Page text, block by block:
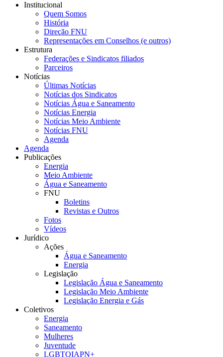
Institucional
Quem Somos
História
Direção FNU
Representações em Conselhos (e outros)
Estrutura
Federações e Sindicatos filiados
Parceiros
Notícias
Últimas Notícias
Notícias dos Sindicatos
Notícias Água e Saneamento
Notícias Energia
Notícias Meio Ambiente
Notícias FNU
Agenda
Agenda
Publicações
Energia
Meio Ambiente
Água e Saneamento
FNU
Boletins
Revistas e Outros
Fotos
Vídeos
Jurídico
Ações
Água e Saneamento
Energia
Legislação
Legislação Água e Saneamento
Legislação Meio Ambiente
Legislação Energia e Gás
Coletivos
Energia
Saneamento
Mulheres
Juventude
LGBTQIAPN+